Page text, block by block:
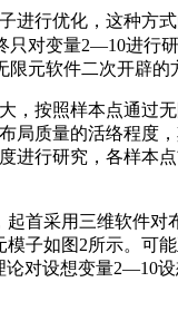
优化，这种方式
对变量2—10进行
元软件二次开辟
按照样本点通过
质量的活络程度
行研究，各样本
采用三维软件对
子如图2所示。
对设想变量